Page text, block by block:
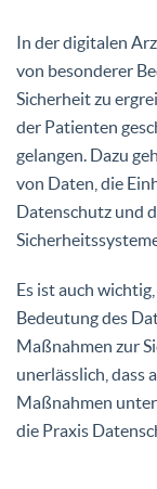
In der digitalen
von besonderer
Sicherheit zu
der Patienten
gelangen. Dazu
von Daten, die
Datenschutz und
Es ist auch
Bedeutung des
Maßnahmen zur
unerlässlich, dass
Maßnahmen
die Praxis